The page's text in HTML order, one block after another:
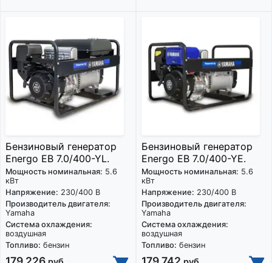
Бензиновый генератор
Energo EB 7.0/400-YL.
Мощность номинальная: 5.6
кВт
Напряжение: 230/400 В
Производитель двигателя:
Yamaha
Система охлаждения:
воздушная
Топливо: бензин
Бензиновый генератор
Energo EB 7.0/400-YE.
Мощность номинальная: 5.6
кВт
Напряжение: 230/400 В
Производитель двигателя:
Yamaha
Система охлаждения:
воздушная
Топливо: бензин